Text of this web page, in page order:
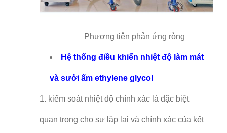
Phương tiện phản ứng ròng
Hệ thống điều khiển nhiệt độ làm mát
và sưởi ấm ethylene glycol
1. kiểm soát nhiệt độ chính xác là đặc biệt
quan trọng cho sự lặp lại và chính xác của kết